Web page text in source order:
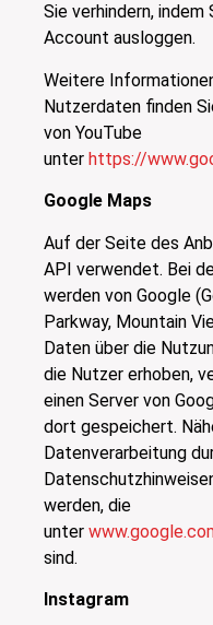
Sie verhindern, indem
Account ausloggen.
Weitere
Nutzerdaten finden
von YouTube
unter https://
Google Maps
Auf der Seite des
API verwendet. Bei
werden von Google
Parkway, Mountain
Daten über die
die Nutzer erhoben,
einen Server von
dort gespeichert.
Datenverarbeitung
werden, die
unter
sind.
Instagram